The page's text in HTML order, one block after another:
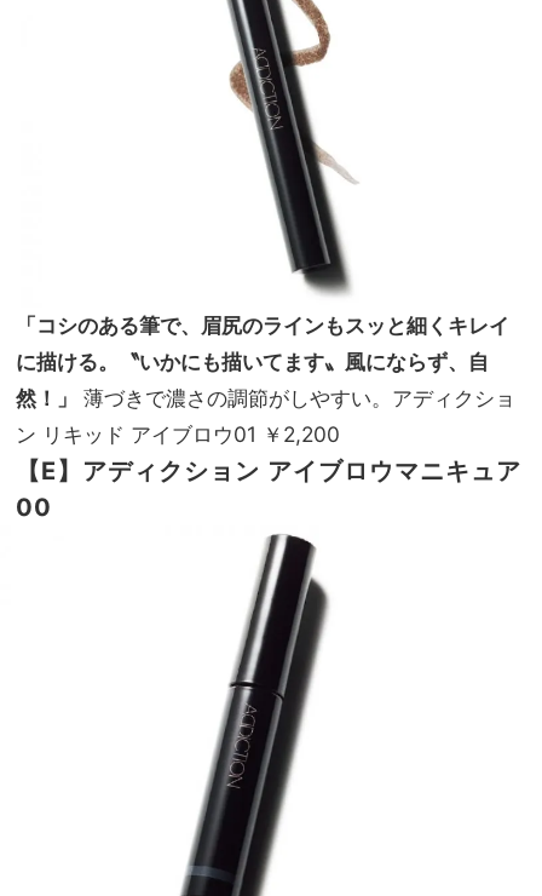
「コシのある筆で、眉尻のラインもスッと細くキレイ
に描ける。〝いかにも描いてます〟風にならず、自
然！」
薄づきで濃さの調節がしやすい。アディクショ
ン リキッド アイブロウ01 ￥2,200
【E】アディクション アイブロウマニキュア
00